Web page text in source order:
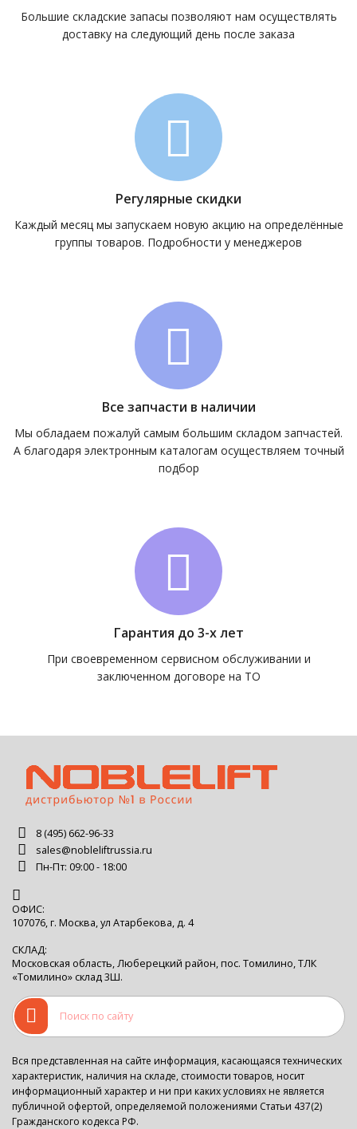
Большие складские запасы позволяют нам осуществлять
доставку на следующий день после заказа
Регулярные скидки
Каждый месяц мы запускаем новую акцию на определённые
группы товаров. Подробности у менеджеров
Все запчасти в наличии
Мы обладаем пожалуй самым большим складом запчастей.
А благодаря электронным каталогам осуществляем точный
подбор
Гарантия до 3-х лет
При своевременном сервисном обслуживании и
заключенном договоре на ТО
8 (495) 662-96-33
sales@nobleliftrussia.ru
Пн-Пт: 09:00 - 18:00
ОФИС:
107076, г. Москва, ул Атарбекова, д. 4
СКЛАД:
Московская область, Люберецкий район, пос. Томилино, ТЛК
«Томилино» склад 3Ш.
Вся представленная на сайте информация, касающаяся технических
характеристик, наличия на складе, стоимости товаров, носит
информационный характер и ни при каких условиях не является
публичной офертой, определяемой положениями Статьи 437(2)
Гражданского кодекса РФ.